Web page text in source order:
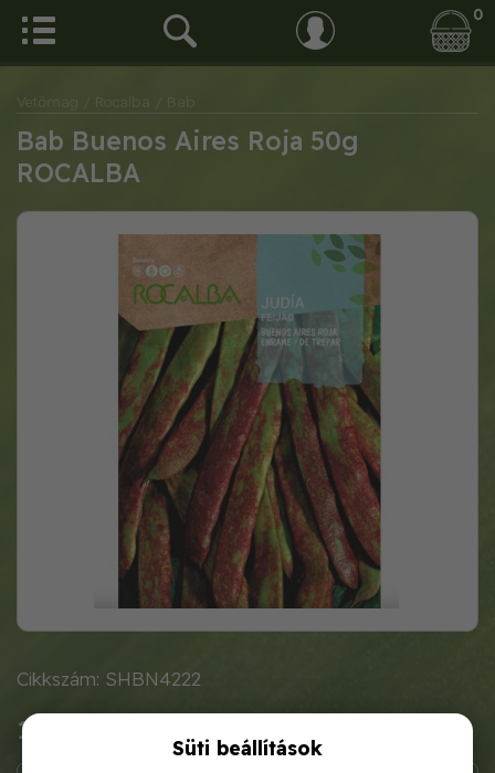
0
Vetőmag / Rocalba / Bab
Bab Buenos Aires Roja 50g
ROCALBA
Cikkszám: SHBN4222
1 120 Ft
Süti beállítások